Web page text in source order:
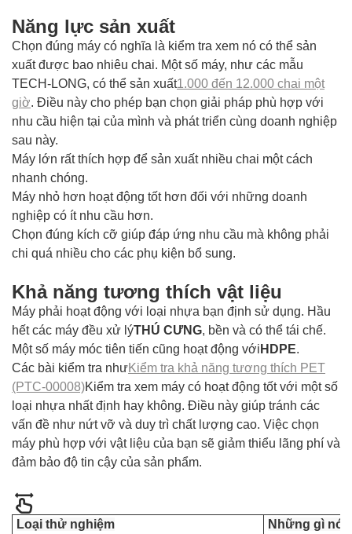
Năng lực sản xuất
Chọn đúng máy có nghĩa là kiểm tra xem nó có thể sản
xuất được bao nhiêu chai. Một số máy, như các mẫu
TECH-LONG, có thể sản xuất1.000 đến 12.000 chai một
giờ. Điều này cho phép bạn chọn giải pháp phù hợp với
nhu cầu hiện tại của mình và phát triển cùng doanh nghiệp
sau này.
Máy lớn rất thích hợp để sản xuất nhiều chai một cách
nhanh chóng.
Máy nhỏ hơn hoạt động tốt hơn đối với những doanh
nghiệp có ít nhu cầu hơn.
Chọn đúng kích cỡ giúp đáp ứng nhu cầu mà không phải
chi quá nhiều cho các phụ kiện bổ sung.
Khả năng tương thích vật liệu
Máy phải hoạt động với loại nhựa bạn định sử dụng. Hầu
hết các máy đều xử lýTHÚ CƯNG, bền và có thể tái chế.
Một số máy móc tiên tiến cũng hoạt động với HDPE.
Các bài kiểm tra nhưKiểm tra khả năng tương thích PET
(PTC-00008)Kiểm tra xem máy có hoạt động tốt với một số
loại nhựa nhất định hay không. Điều này giúp tránh các
vấn đề như nứt vỡ và duy trì chất lượng cao. Việc chọn
máy phù hợp với vật liệu của bạn sẽ giảm thiểu lãng phí và
đảm bảo độ tin cậy của sản phẩm.
Loại thử nghiệm
Những gì nó